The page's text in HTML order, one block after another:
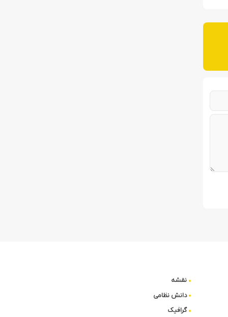
نقشه
دانش نظامی
گرافیک